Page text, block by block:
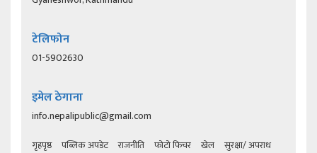
टेलिफोन
01-5902630
इमेल ठेगाना
info.nepalipublic@gmail.com
गृहपृष्ठ पब्लिक अपडेट राजनीति फोटो फिचर खेल सुरक्षा/ अपराध